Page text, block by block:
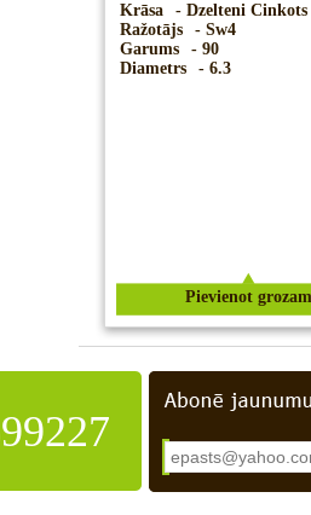
Krāsa
- Dzelteni Cinkots
Ražotājs
- Sw4
Garums
- 90
Diametrs
- 6.3
Pievienot grozam